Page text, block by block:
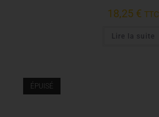
18,25 € TTC
Lire la suite
ÉPUISÉ